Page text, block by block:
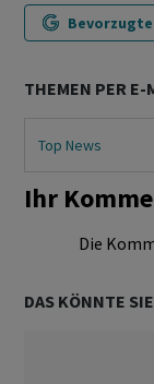
THEMEN PER E-
Top News
Ihr
Die
DAS KÖNNTE